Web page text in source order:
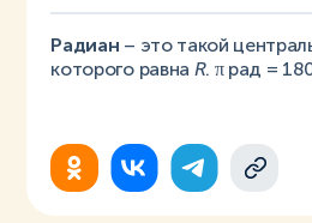
Радиан – это такой
которого равна R. π рад =